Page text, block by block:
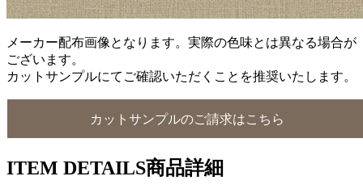
メーカー配布画像となります。実際の色味とは異なる場合が
ございます。
カットサンプルにてご確認いただくことを推奨いたします。
カットサンプルのご請求はこちら
ITEM DETAILS商品詳細